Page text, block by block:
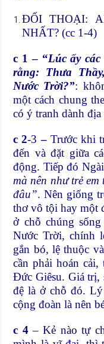
ĐỐI THOẠI:
NHẤT? (cc 1-4)
c 1 – “Lúc ấy
rằng: Thưa
Nước Trời?”:
một cách chung
có ý tranh dành
c 2-3 – Trước khi
đến và đặt giữa
động. Tiếp đó
mà nên như trẻ
đâu”. Nên giống
thơ vô tội hay một
ở chỗ chúng
Nước Trời, chính
gắn bó, lệ thuộc
cần phải hoán
Đức Giêsu. Giá trị,
đệ là ở chỗ đó.
cộng đoàn là nên
c 4– Kẻ nào tự